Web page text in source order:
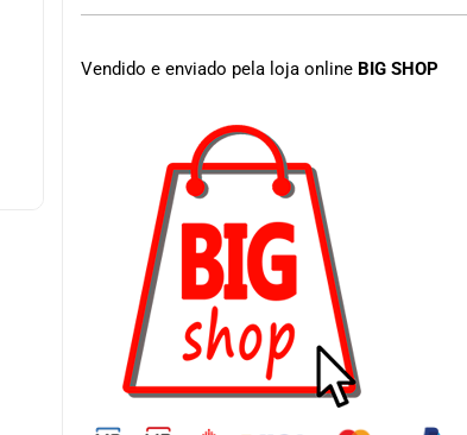
Vendido e enviado pela loja online BIG SHOP